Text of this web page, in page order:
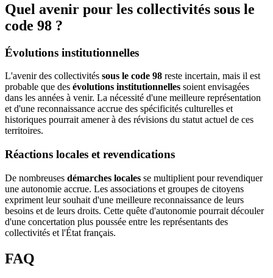
Quel avenir pour les collectivités sous le
code 98 ?
Évolutions institutionnelles
L'avenir des collectivités sous le code 98 reste incertain, mais il est
probable que des évolutions institutionnelles soient envisagées
dans les années à venir. La nécessité d'une meilleure représentation
et d'une reconnaissance accrue des spécificités culturelles et
historiques pourrait amener à des révisions du statut actuel de ces
territoires.
Réactions locales et revendications
De nombreuses démarches locales se multiplient pour revendiquer
une autonomie accrue. Les associations et groupes de citoyens
expriment leur souhait d'une meilleure reconnaissance de leurs
besoins et de leurs droits. Cette quête d'autonomie pourrait découler
d'une concertation plus poussée entre les représentants des
collectivités et l'État français.
FAQ